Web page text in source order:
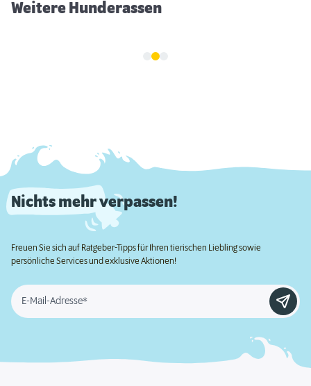
Weitere Hunderassen
Nichts mehr verpassen!
Freuen Sie sich auf Ratgeber-Tipps für Ihren tierischen Liebling sowie
persönliche Services und exklusive Aktionen!
E-Mail-Adresse*